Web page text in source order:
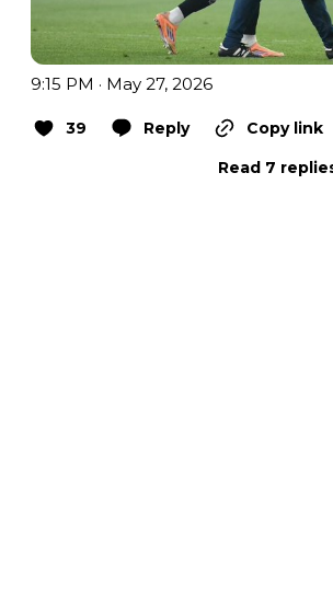
9:15 PM · May 27, 2026
39 Reply
Copy link
Read 7